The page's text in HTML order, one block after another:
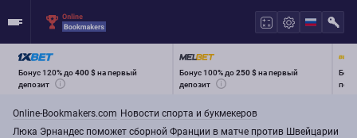
Бонус 120% до400 $на первый
депозит
Бонус 100% до250 $на первый
депозит
Online-Bookmakers.com Новости спорта и букмекеров
Люка Эрнандес поможет сборной Франции в матче против Швейцарии